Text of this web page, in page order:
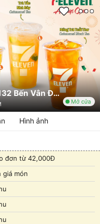
7-Eleven - Cửa Hàng Tiện Lợi - 132 Bến Vân Đồn
Mở cửa
Hình ảnh
đơn từ 42,000Đ
giá món